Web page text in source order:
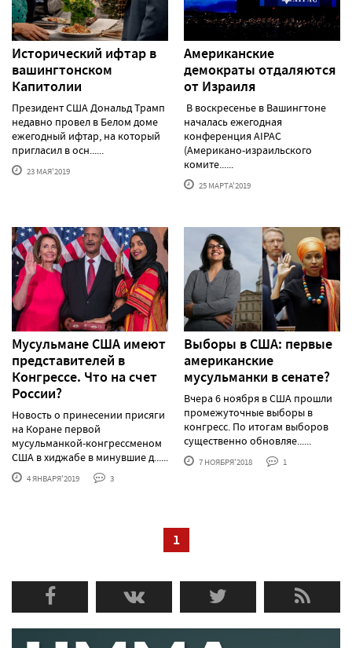
Исторический ифтар в
вашингтонском
Капитолии
Президент США Дональд Трамп
недавно провел в Белом доме
ежегодный ифтар, на который
пригласил в осн......
23 МАЯ'2019
Американские
демократы отдаляются
от Израиля
В воскресенье в Вашингтоне
началась ежегодная
конференция AIPAC
(Американо-израильского
комите......
25 МАРТА'2019
Мусульмане США имеют
представителей в
Конгрессе. Что на счет
России?
Новость о принесении присяги
на Коране первой
мусульманкой-конгрессменом
США в хиджабе в минувшие д......
4 ЯНВАРЯ'2019 3
Выборы в США: первые
американские
мусульманки в сенате?
Вчера 6 ноября в США прошли
промежуточные выборы в
конгресс. По итогам выборов
существенно обновляе......
7 НОЯБРЯ'2018 1
1